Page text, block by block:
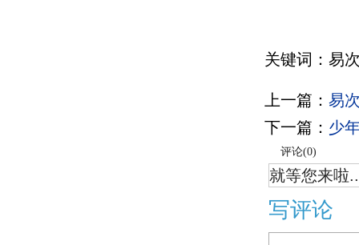
关键词：易
上一篇： 易
下一篇： 少
评论(0)
就等您来啦
写评论